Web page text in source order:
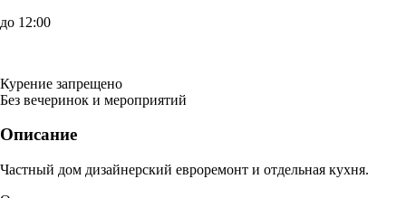
до 12:00
Курение запрещено
Без вечеринок и мероприятий
Описание
Частный дом дизайнерский евроремонт и отдельная кухня.